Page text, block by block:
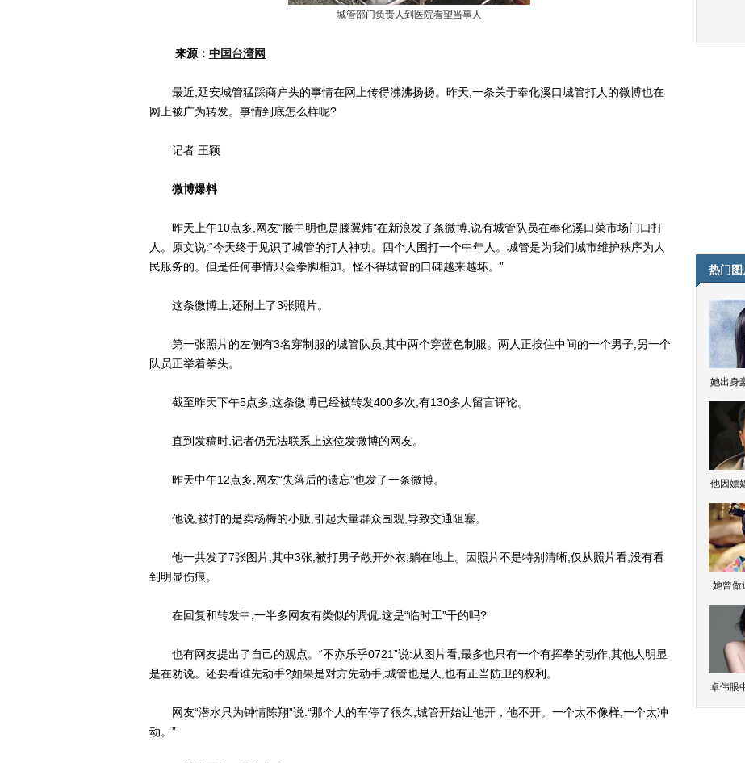
城管部门负责人到医院看望当事人
来源： 中国台湾网
最近,延安城管猛踩商户头的事情在网上传得沸沸扬扬。昨天,一条关于奉化溪口城管打人的微博也在
网上被广为转发。事情到底怎么样呢?
记者 王颖
微博爆料
昨天上午10点多,网友“滕中明也是滕翼炜”在新浪发了条微博,说有城管队员在奉化溪口菜市场门口打
人。原文说:“今天终于见识了城管的打人神功。四个人围打一个中年人。城管是为我们城市维护秩序为人
民服务的。但是任何事情只会拳脚相加。怪不得城管的口碑越来越坏。”
这条微博上,还附上了3张照片。
第一张照片的左侧有3名穿制服的城管队员,其中两个穿蓝色制服。两人正按住中间的一个男子,另一个
队员正举着拳头。
截至昨天下午5点多,这条微博已经被转发400多次,有130多人留言评论。
直到发稿时,记者仍无法联系上这位发微博的网友。
昨天中午12点多,网友“失落后的遗忘”也发了一条微博。
他说,被打的是卖杨梅的小贩,引起大量群众围观,导致交通阻塞。
他一共发了7张图片,其中3张,被打男子敞开外衣,躺在地上。因照片不是特别清晰,仅从照片看,没有看
到明显伤痕。
在回复和转发中,一半多网友有类似的调侃:这是“临时工”干的吗?
也有网友提出了自己的观点。“不亦乐乎0721”说:从图片看,最多也只有一个有挥拳的动作,其他人明显
是在劝说。还要看谁先动手?如果是对方先动手,城管也是人,也有正当防卫的权利。
网友“潜水只为钟情陈翔”说:“那个人的车停了很久,城管开始让他开，他不开。一个太不像样,一个太冲
动。”
热门图
她出身
他因嫖
她曾做
卓伟眼